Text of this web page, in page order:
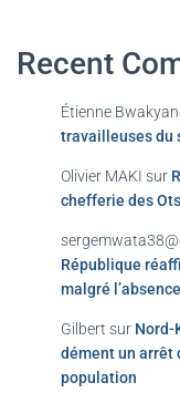
Recent
Étienne
travailleuses du
Olivier MAKI sur
chefferie des
République
malgré
Gilbert sur Nord-
dément un arrêt
population